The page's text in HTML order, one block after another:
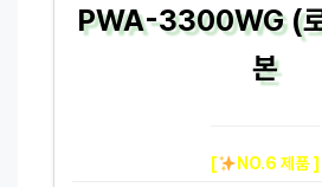
PWA-3300WG (
본
[ NO.6 제품 ]